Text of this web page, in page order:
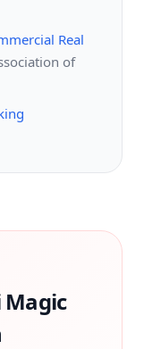
Real
of